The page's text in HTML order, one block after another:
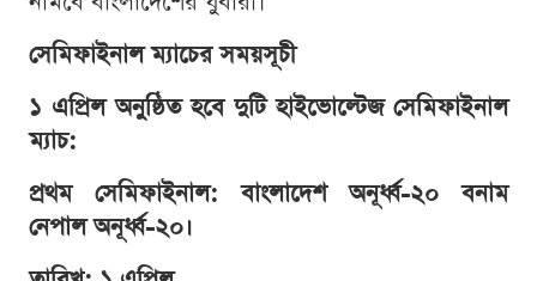
সেমিফাইনাল ম্যাচের সময়সূচী
১ এপ্রিল অনুষ্ঠিত হবে দুটি হাইভোল্টেজ সেমিফাইনাল
ম্যাচ:
প্রথম সেমিফাইনাল: বাংলাদেশ অনূর্ধ্ব-২০ বনাম
নেপাল অনূর্ধ্ব-২০।